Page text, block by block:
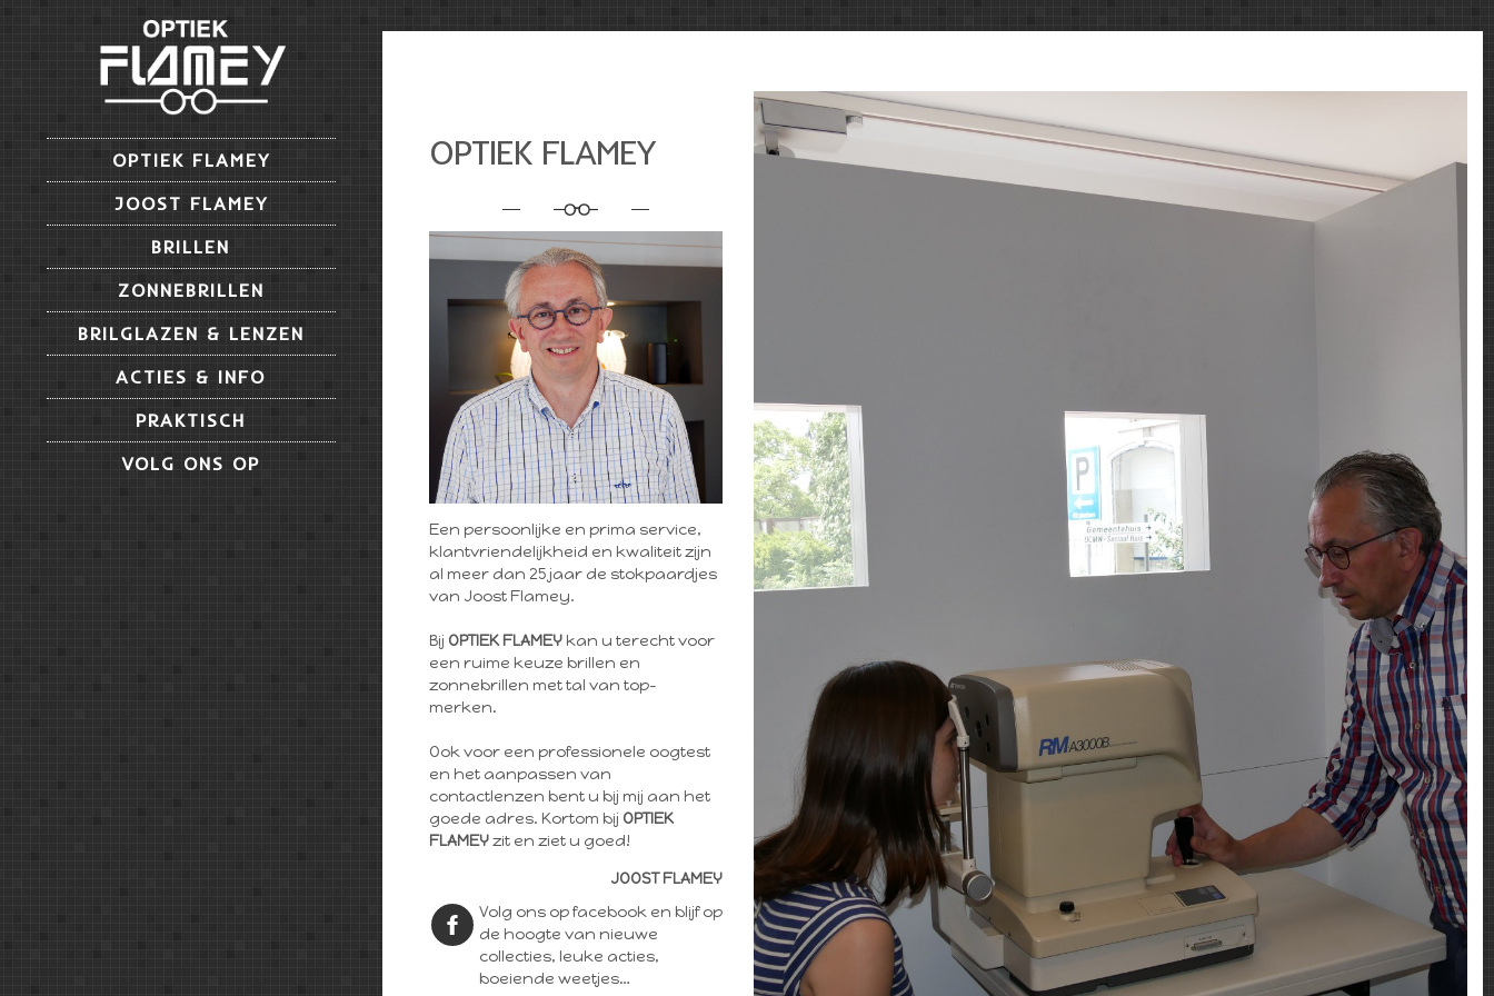
OPTIEK FLAMEY
JOOST FLAMEY
BRILLEN
ZONNEBRILLEN
BRILGLAZEN & LENZEN
ACTIES & INFO
PRAKTISCH
VOLG ONS OP
OPTIEK FLAMEY
Een persoonlijke en prima service,
klantvriendelijkheid en kwaliteit zijn
al meer dan 25 jaar de stokpaardjes
van Joost Flamey.
Bij OPTIEK FLAMEYkan u terecht voor
een ruime keuze brillen en
zonnebrillen met tal van top-
merken.
Ook voor een professionele oogtest
en het aanpassen van
contactlenzen bent u bij mij aan het
goede adres. Kortom bij OPTIEK
FLAMEYzit en ziet u goed!
JOOST FLAMEY
Volg ons op facebook en blijf op
de hoogte van nieuwe
collecties, leuke acties,
boeiende weetjes…